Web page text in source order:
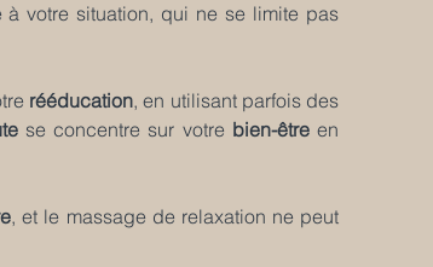
votre situation, qui ne se limite pas
rééducation, en utilisant parfois des
se concentre sur votre bien-être en
, et le massage de relaxation ne peut